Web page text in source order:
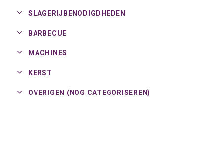
SLAGERIJBENODIGDHEDEN
BARBECUE
MACHINES
KERST
OVERIGEN (NOG CATEGORISEREN)